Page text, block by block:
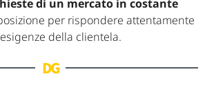
di un mercato in costante
per rispondere attentamente
della clientela.
DG